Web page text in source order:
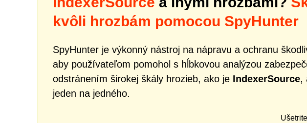
kvôli hrozbám pomocou SpyHunter
SpyHunter je výkonný nástroj na nápravu a ochranu
aby používateľom pomohol s hĺbkovou analýzou
odstránením širokej škály hrozieb, ako je IndexerSource,
jeden na jedného.